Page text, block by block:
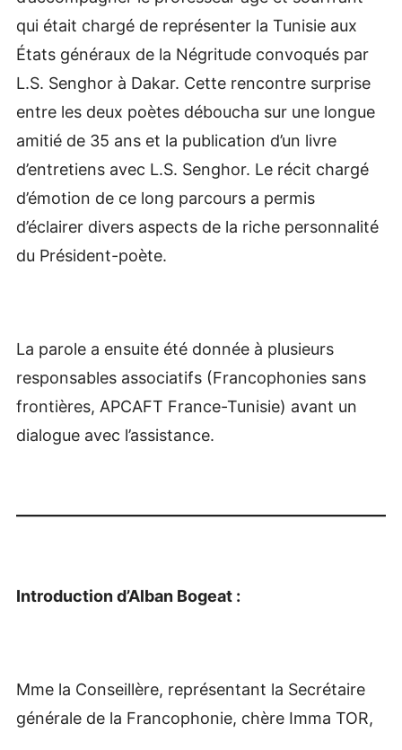
qui était chargé de représenter la Tunisie aux
États généraux de la Négritude convoqués par
L.S. Senghor à Dakar. Cette rencontre surprise
entre les deux poètes déboucha sur une longue
amitié de 35 ans et la publication d’un livre
d’entretiens avec L.S. Senghor. Le récit chargé
d’émotion de ce long parcours a permis
d’éclairer divers aspects de la riche personnalité
du Président-poète.
La parole a ensuite été donnée à plusieurs
responsables associatifs (Francophonies sans
frontières, APCAFT France-Tunisie) avant un
dialogue avec l’assistance.
Introduction d’Alban Bogeat :
Mme la Conseillère, représentant la Secrétaire
générale de la Francophonie, chère Imma TOR,